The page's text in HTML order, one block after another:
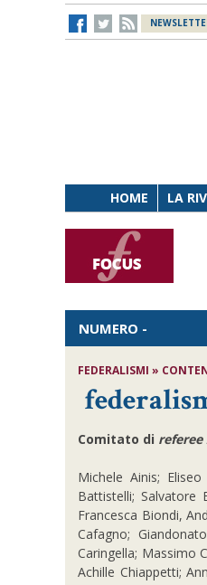
HOME LA
NUMERO -
FEDERALISMI »
Comitato di referee
Michele Ainis;
Battistelli; Salvatore
Francesca Biondi,
Cafagno;
Caringella; Massimo
Achille Chiappetti;